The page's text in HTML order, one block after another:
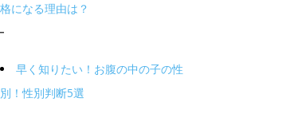
格になる理由は？
早く知りたい！お腹の中の子の性
別！性別判断5選